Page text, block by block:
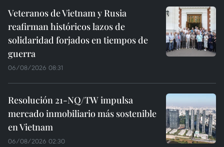
Veteranos de Vietnam y Rusia
reafirman históricos lazos de
solidaridad forjados en tiempos de
guerra
06/08/2026 08:31
Resolución 21-NQ/TW impulsa
mercado inmobiliario más sostenible
en Vietnam
06/08/2026 02:30